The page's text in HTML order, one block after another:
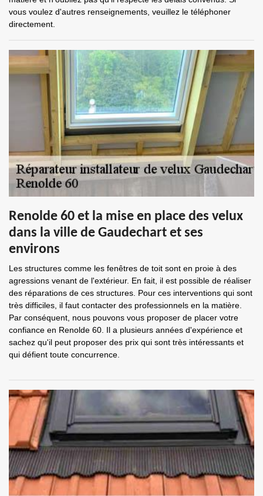
vous voulez d'autres renseignements, veuillez le téléphoner
directement.
Renolde 60 et la mise en place des velux
dans la ville de Gaudechart et ses
environs
Les structures comme les fenêtres de toit sont en proie à des
agressions venant de l'extérieur. En fait, il est possible de réaliser
des réparations de ces structures. Pour ces interventions qui sont
très difficiles, il faut contacter des professionnels en la matière.
Par conséquent, nous pouvons vous proposer de placer votre
confiance en Renolde 60. Il a plusieurs années d'expérience et
sachez qu'il peut proposer des prix qui sont très intéressants et
qui défient toute concurrence.